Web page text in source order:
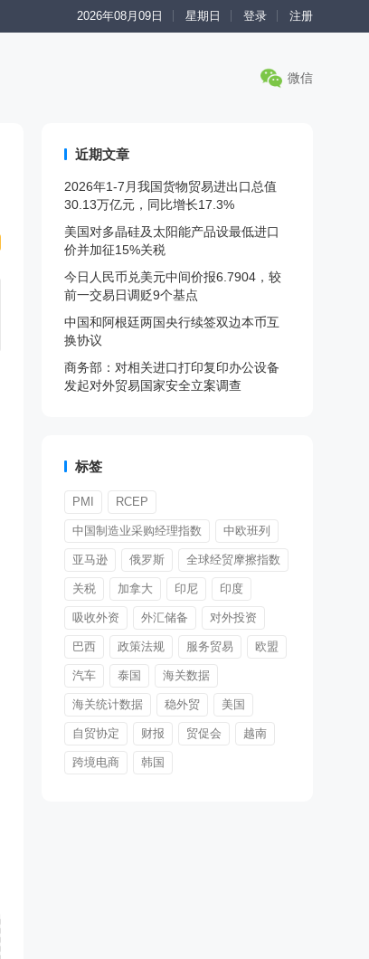
2026年08月09日 星期日 登录 注册
微信
近期文章
2026年1-7月我国货物贸易进出口总值
30.13万亿元，同比增长17.3%
美国对多晶硅及太阳能产品设最低进口
价并加征15%关税
今日人民币兑美元中间价报6.7904，较
前一交易日调贬9个基点
中国和阿根廷两国央行续签双边本币互
换协议
商务部：对相关进口打印复印办公设备
发起对外贸易国家安全立案调查
标签
PMI RCEP
中国制造业采购经理指数 中欧班列
亚马逊 俄罗斯 全球经贸摩擦指数
关税 加拿大 印尼 印度
吸收外资 外汇储备 对外投资
巴西 政策法规 服务贸易 欧盟
汽车 泰国 海关数据
海关统计数据 稳外贸 美国
自贸协定 财报 贸促会 越南
跨境电商 韩国